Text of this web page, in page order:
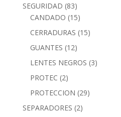
SEGURIDAD (83)
CANDADO (15)
CERRADURAS (15)
GUANTES (12)
LENTES NEGROS (3)
PROTEC (2)
PROTECCION (29)
SEPARADORES (2)